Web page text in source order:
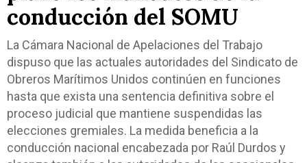
conducción del SOMU
La Cámara Nacional de Apelaciones del Trabajo
dispuso que las actuales autoridades del Sindicato de
Obreros Marítimos Unidos continúen en funciones
hasta que exista una sentencia definitiva sobre el
proceso judicial que mantiene suspendidas las
elecciones gremiales. La medida beneficia a la
conducción nacional encabezada por Raúl Durdos y